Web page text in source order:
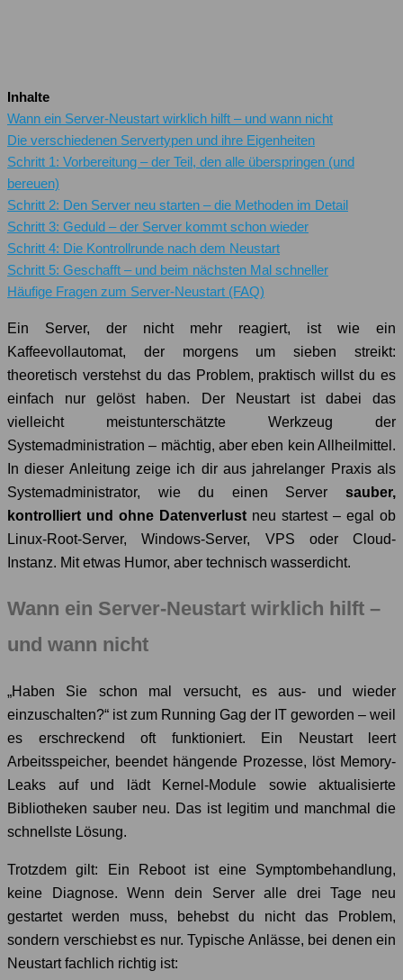
Inhalte
Wann ein Server-Neustart wirklich hilft – und wann nicht
Die verschiedenen Servertypen und ihre Eigenheiten
Schritt 1: Vorbereitung – der Teil, den alle überspringen (und
bereuen)
Schritt 2: Den Server neu starten – die Methoden im Detail
Schritt 3: Geduld – der Server kommt schon wieder
Schritt 4: Die Kontrollrunde nach dem Neustart
Schritt 5: Geschafft – und beim nächsten Mal schneller
Häufige Fragen zum Server-Neustart (FAQ)
Ein Server, der nicht mehr reagiert, ist wie ein
Kaffeevollautomat, der morgens um sieben streikt:
theoretisch verstehst du das Problem, praktisch willst du es
einfach nur gelöst haben. Der Neustart ist dabei das
vielleicht meistunterschätzte Werkzeug der
Systemadministration – mächtig, aber eben kein Allheilmittel.
In dieser Anleitung zeige ich dir aus jahrelanger Praxis als
Systemadministrator, wie du einen Server sauber,
kontrolliert und ohne Datenverlust neu startest – egal ob
Linux-Root-Server, Windows-Server, VPS oder Cloud-
Instanz. Mit etwas Humor, aber technisch wasserdicht.
Wann ein Server-Neustart wirklich hilft –
und wann nicht
„Haben Sie schon mal versucht, es aus- und wieder
einzuschalten?“ ist zum Running Gag der IT geworden – weil
es erschreckend oft funktioniert. Ein Neustart leert
Arbeitsspeicher, beendet hängende Prozesse, löst Memory-
Leaks auf und lädt Kernel-Module sowie aktualisierte
Bibliotheken sauber neu. Das ist legitim und manchmal die
schnellste Lösung.
Trotzdem gilt: Ein Reboot ist eine Symptombehandlung,
keine Diagnose. Wenn dein Server alle drei Tage neu
gestartet werden muss, behebst du nicht das Problem,
sondern verschiebst es nur. Typische Anlässe, bei denen ein
Neustart fachlich richtig ist: